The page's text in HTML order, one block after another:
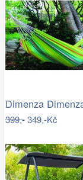
399,-349,-Kč